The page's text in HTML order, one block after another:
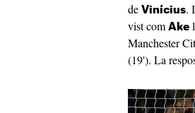
de Vinícius.
vist com Ake
Manchester
(19'). La